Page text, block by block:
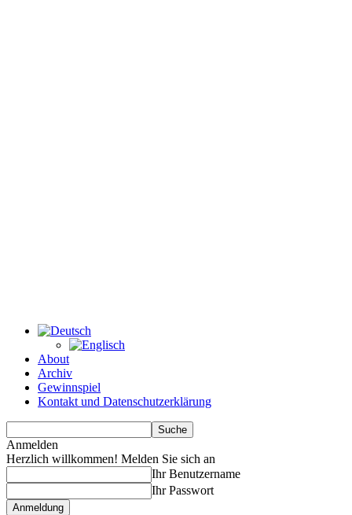
About
Archiv
Gewinnspiel
Kontakt und Datenschutzerklärung
Anmelden
Herzlich willkommen! Melden Sie sich an
Ihr Benutzername
Ihr Passwort